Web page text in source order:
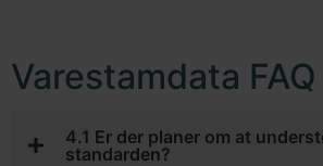
Varestamdata FAQ
4.1 Er der planer om at
standarden?